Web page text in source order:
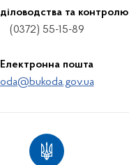
діловодства та контролю
(0372) 55-15-89
Електронна пошта
oda@bukoda.gov.ua